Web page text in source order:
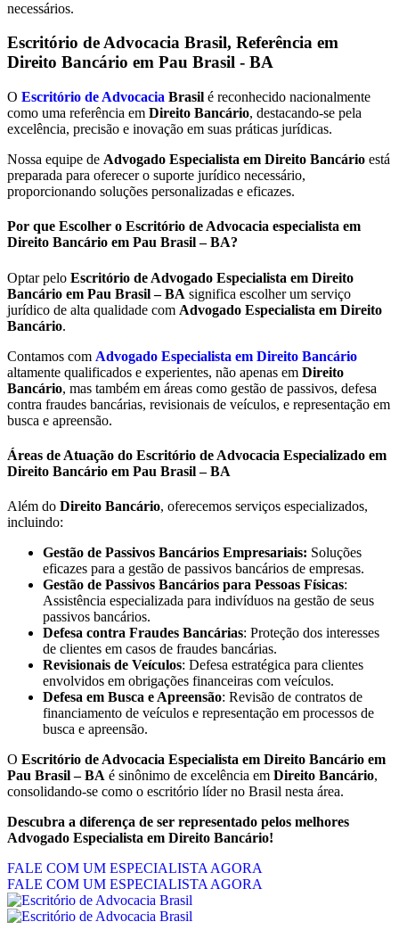
necessários.
Escritório de Advocacia Brasil, Referência em
Direito Bancário em Pau Brasil - BA
O Escritório de Advocacia Brasil é reconhecido nacionalmente
como uma referência em Direito Bancário, destacando-se pela
excelência, precisão e inovação em suas práticas jurídicas.
Nossa equipe de Advogado Especialista em Direito Bancário está
preparada para oferecer o suporte jurídico necessário,
proporcionando soluções personalizadas e eficazes.
Por que Escolher o Escritório de Advocacia especialista em
Direito Bancário em Pau Brasil – BA?
Optar pelo Escritório de Advogado Especialista em Direito
Bancário em Pau Brasil – BA significa escolher um serviço
jurídico de alta qualidade com Advogado Especialista em Direito
Bancário.
Contamos com Advogado Especialista em Direito Bancário
altamente qualificados e experientes, não apenas em Direito
Bancário, mas também em áreas como gestão de passivos, defesa
contra fraudes bancárias, revisionais de veículos, e representação em
busca e apreensão.
Áreas de Atuação do Escritório de Advocacia Especializado em
Direito Bancário em Pau Brasil – BA
Além do Direito Bancário, oferecemos serviços especializados,
incluindo:
Gestão de Passivos Bancários Empresariais: Soluções
eficazes para a gestão de passivos bancários de empresas.
Gestão de Passivos Bancários para Pessoas Físicas:
Assistência especializada para indivíduos na gestão de seus
passivos bancários.
Defesa contra Fraudes Bancárias: Proteção dos interesses
de clientes em casos de fraudes bancárias.
Revisionais de Veículos: Defesa estratégica para clientes
envolvidos em obrigações financeiras com veículos.
Defesa em Busca e Apreensão: Revisão de contratos de
financiamento de veículos e representação em processos de
busca e apreensão.
O Escritório de Advocacia Especialista em Direito Bancário em
Pau Brasil – BA é sinônimo de excelência em Direito Bancário,
consolidando-se como o escritório líder no Brasil nesta área.
Descubra a diferença de ser representado pelos melhores
Advogado Especialista em Direito Bancário!
FALE COM UM ESPECIALISTA AGORA
FALE COM UM ESPECIALISTA AGORA